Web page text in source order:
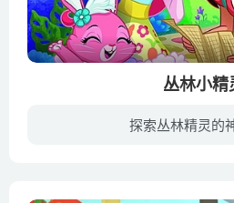
丛林小精
探索丛林精灵的